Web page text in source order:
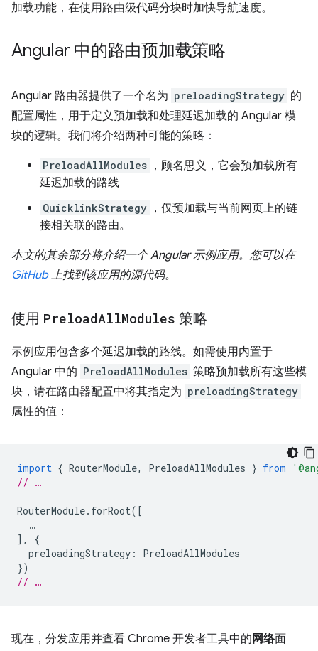
加载功能，在使用路由级代码分块时加快导航速度。
Angular 中的路由预加载策略
Angular 路由器提供了一个名为 preloadingStrategy 的
配置属性，用于定义预加载和处理延迟加载的 Angular 模
块的逻辑。我们将介绍两种可能的策略：
PreloadAllModules ，顾名思义，它会预加载所有
延迟加载的路线
QuicklinkStrategy ，仅预加载与当前网页上的链
接相关联的路由。
本文的其余部分将介绍一个 Angular 示例应用。您可以在
GitHub上找到该应用的源代码。
使用 PreloadAllModules 策略
示例应用包含多个延迟加载的路线。如需使用内置于
Angular 中的 PreloadAllModules 策略预加载所有这些模
块，请在路由器配置中将其指定为 preloadingStrategy
属性的值：
import { RouterModule, PreloadAllModules } from
// …
RouterModule. forRoot([
…
],
{
preloadingStrategy :
PreloadAllModules
})
// …
现在，分发应用并查看 Chrome 开发者工具中的 网络面